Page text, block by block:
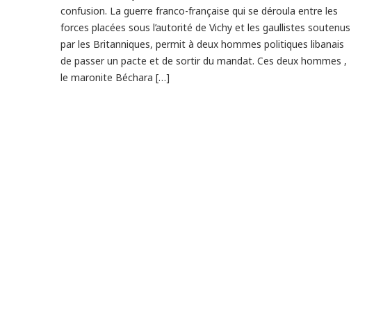
confusion. La guerre franco-française qui se déroula entre les
forces placées sous l’autorité de Vichy et les gaullistes soutenus
par les Britanniques, permit à deux hommes politiques libanais
de passer un pacte et de sortir du mandat. Ces deux hommes ,
le maronite Béchara […]